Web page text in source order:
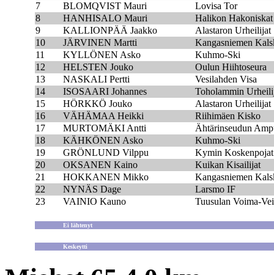
7
BLOMQVIST Mauri
Lovisa Tor
8
HANHISALO Mauri
Halikon Hakoniskat
9
KALLIONPÄÄ Jaakko
Alastaron Urheilijat
10
JÄRVINEN Martti
Kangasniemen
11
KYLLÖNEN Asko
Kuhmo-Ski
12
HELSTEN Jouko
Oulun Hiihtoseura
13
NASKALI Pertti
Vesilahden Visa
14
ISOSAARI Johannes
Toholammin
15
HÖRKKÖ Jouko
Alastaron Urheilijat
16
VÄHÄMAA Heikki
Riihimäen Kisko
17
MURTOMÄKI Antti
Ähtärinseudun
18
KÄHKÖNEN Asko
Kuhmo-Ski
19
GRÖNLUND Vilppu
Kymin Koskenpojat
20
OKSANEN Kaino
Kuikan Kisailijat
21
HOKKANEN Mikko
Kangasniemen
22
NYNÄS Dage
Larsmo IF
23
VAINIO Kauno Tuusulan Voima-
Ei lähtenyt
Keskeytti